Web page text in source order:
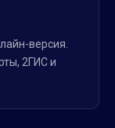
версия.
2ГИС и